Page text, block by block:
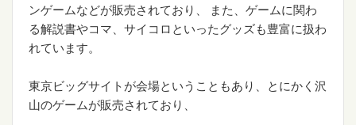
ンゲームなどが販売されており、 また、ゲームに関わ
る解説書やコマ、サイコロといったグッズも豊富に扱わ
れています。
東京ビッグサイトが会場ということもあり、とにかく沢
山のゲームが販売されており、